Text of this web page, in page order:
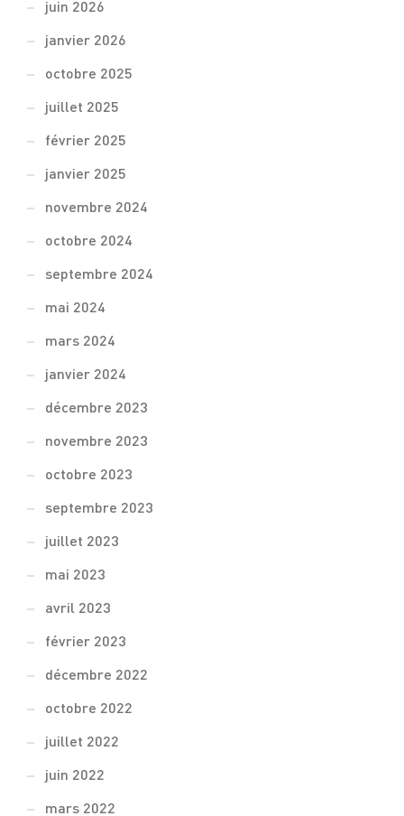
juin 2026
janvier 2026
octobre 2025
juillet 2025
février 2025
janvier 2025
novembre 2024
octobre 2024
septembre 2024
mai 2024
mars 2024
janvier 2024
décembre 2023
novembre 2023
octobre 2023
septembre 2023
juillet 2023
mai 2023
avril 2023
février 2023
décembre 2022
octobre 2022
juillet 2022
juin 2022
mars 2022